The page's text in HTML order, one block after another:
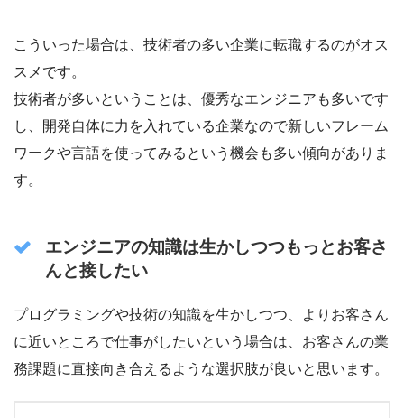
こういった場合は、技術者の多い企業に転職するのがオス
スメです。
技術者が多いということは、優秀なエンジニアも多いです
し、開発自体に力を入れている企業なので新しいフレーム
ワークや言語を使ってみるという機会も多い傾向がありま
す。
エンジニアの知識は生かしつつもっとお客さ
んと接したい
プログラミングや技術の知識を生かしつつ、よりお客さん
に近いところで仕事がしたいという場合は、お客さんの業
務課題に直接向き合えるような選択肢が良いと思います。